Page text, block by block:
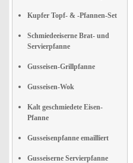
Kupfer Topf- & -Pfannen-Set
Schmiedeeiserne Brat- und
Servierpfanne
Gusseisen-Grillpfanne
Gusseisen-Wok
Kalt geschmiedete Eisen-
Pfanne
Gusseisenpfanne emailliert
Gusseiserne Servierpfanne